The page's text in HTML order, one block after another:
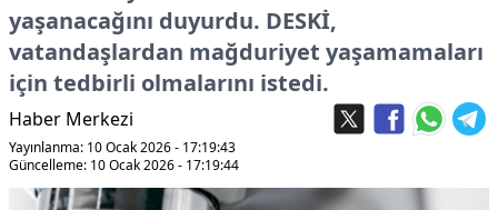
yaşanacağını duyurdu. DESKİ,
vatandaşlardan mağduriyet yaşamamaları
için tedbirli olmalarını istedi.
Haber Merkezi
Yayınlanma: 10 Ocak 2026 - 17:19:43
Güncelleme: 10 Ocak 2026 - 17:19:44